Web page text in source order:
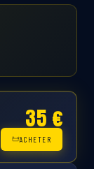
35 €
ACHETER